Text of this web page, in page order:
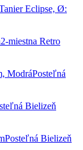
Eclipse, Ø:
2-miestna Retro
Posteľná
Bielizeň
Posteľná Bielizeň